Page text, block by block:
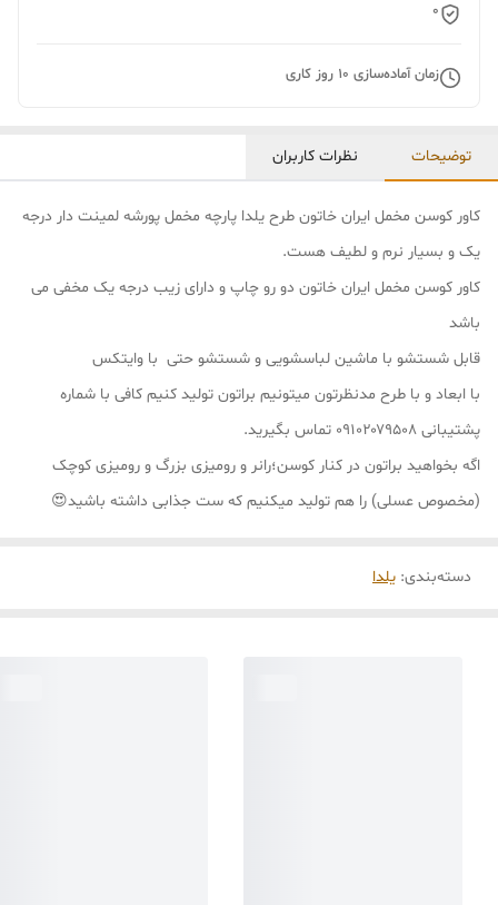
0
زمان آماده‌سازی 10 روز کاری
توضیحات نظرات کاربران
کاور کوسن مخمل ایران خاتون طرح یلدا پارچه مخمل پورشه لمینت دار درجه
یک و بسیار نرم و لطیف هست.
کاور کوسن مخمل ایران خاتون دو رو چاپ و دارای زیب درجه یک مخفی می
باشد
قابل شستشو با ماشین لباسشویی و شستشو حتی با وایتکس
با ابعاد و با طرح مدنظرتون میتونیم براتون تولید کنیم کافی با شماره
پشتیبانی ۰۹۱۰۲۰۷۹۵۰۸ تماس بگیرید.
اگه بخواهید براتون در کنار کوسن؛رانر و رومیزی بزرگ و رومیزی کوچک
(مخصوص عسلی) را هم تولید میکنیم که ست جذابی داشته باشید😍
دسته‌بندی: یلدا